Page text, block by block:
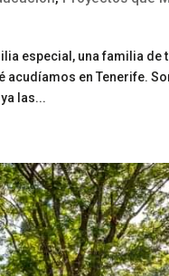
especial, una familia
acudíamos en Tenerife.
las...